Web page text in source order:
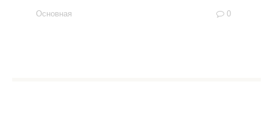
Основная 0